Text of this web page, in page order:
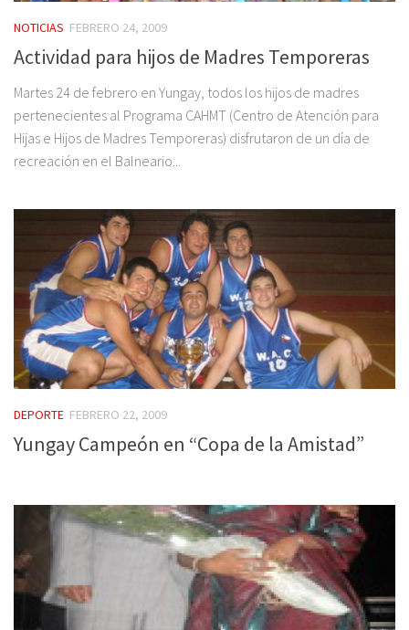
NOTICIAS FEBRERO 24, 2009
Actividad para hijos de Madres Temporeras
Martes 24 de febrero en Yungay, todos los hijos de madres
pertenecientes al Programa CAHMT (Centro de Atención para
Hijas e Hijos de Madres Temporeras) disfrutaron de un día de
recreación en el Balneario...
DEPORTE FEBRERO 22, 2009
Yungay Campeón en “Copa de la Amistad”